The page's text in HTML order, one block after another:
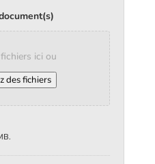
ici ou
des fichiers